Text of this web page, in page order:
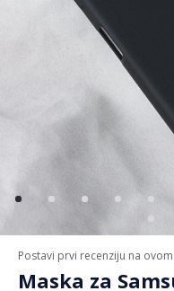
Postavi prvi recenziju na
Maska za